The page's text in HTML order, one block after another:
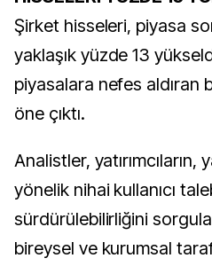
Şirket hisseleri, piyasa
yaklaşık yüzde 13
piyasalara nefes aldıran
öne çıktı.
Analistler,
yönelik nihai kullanıcı
sürdürülebilirliğini
bireysel ve kurumsal